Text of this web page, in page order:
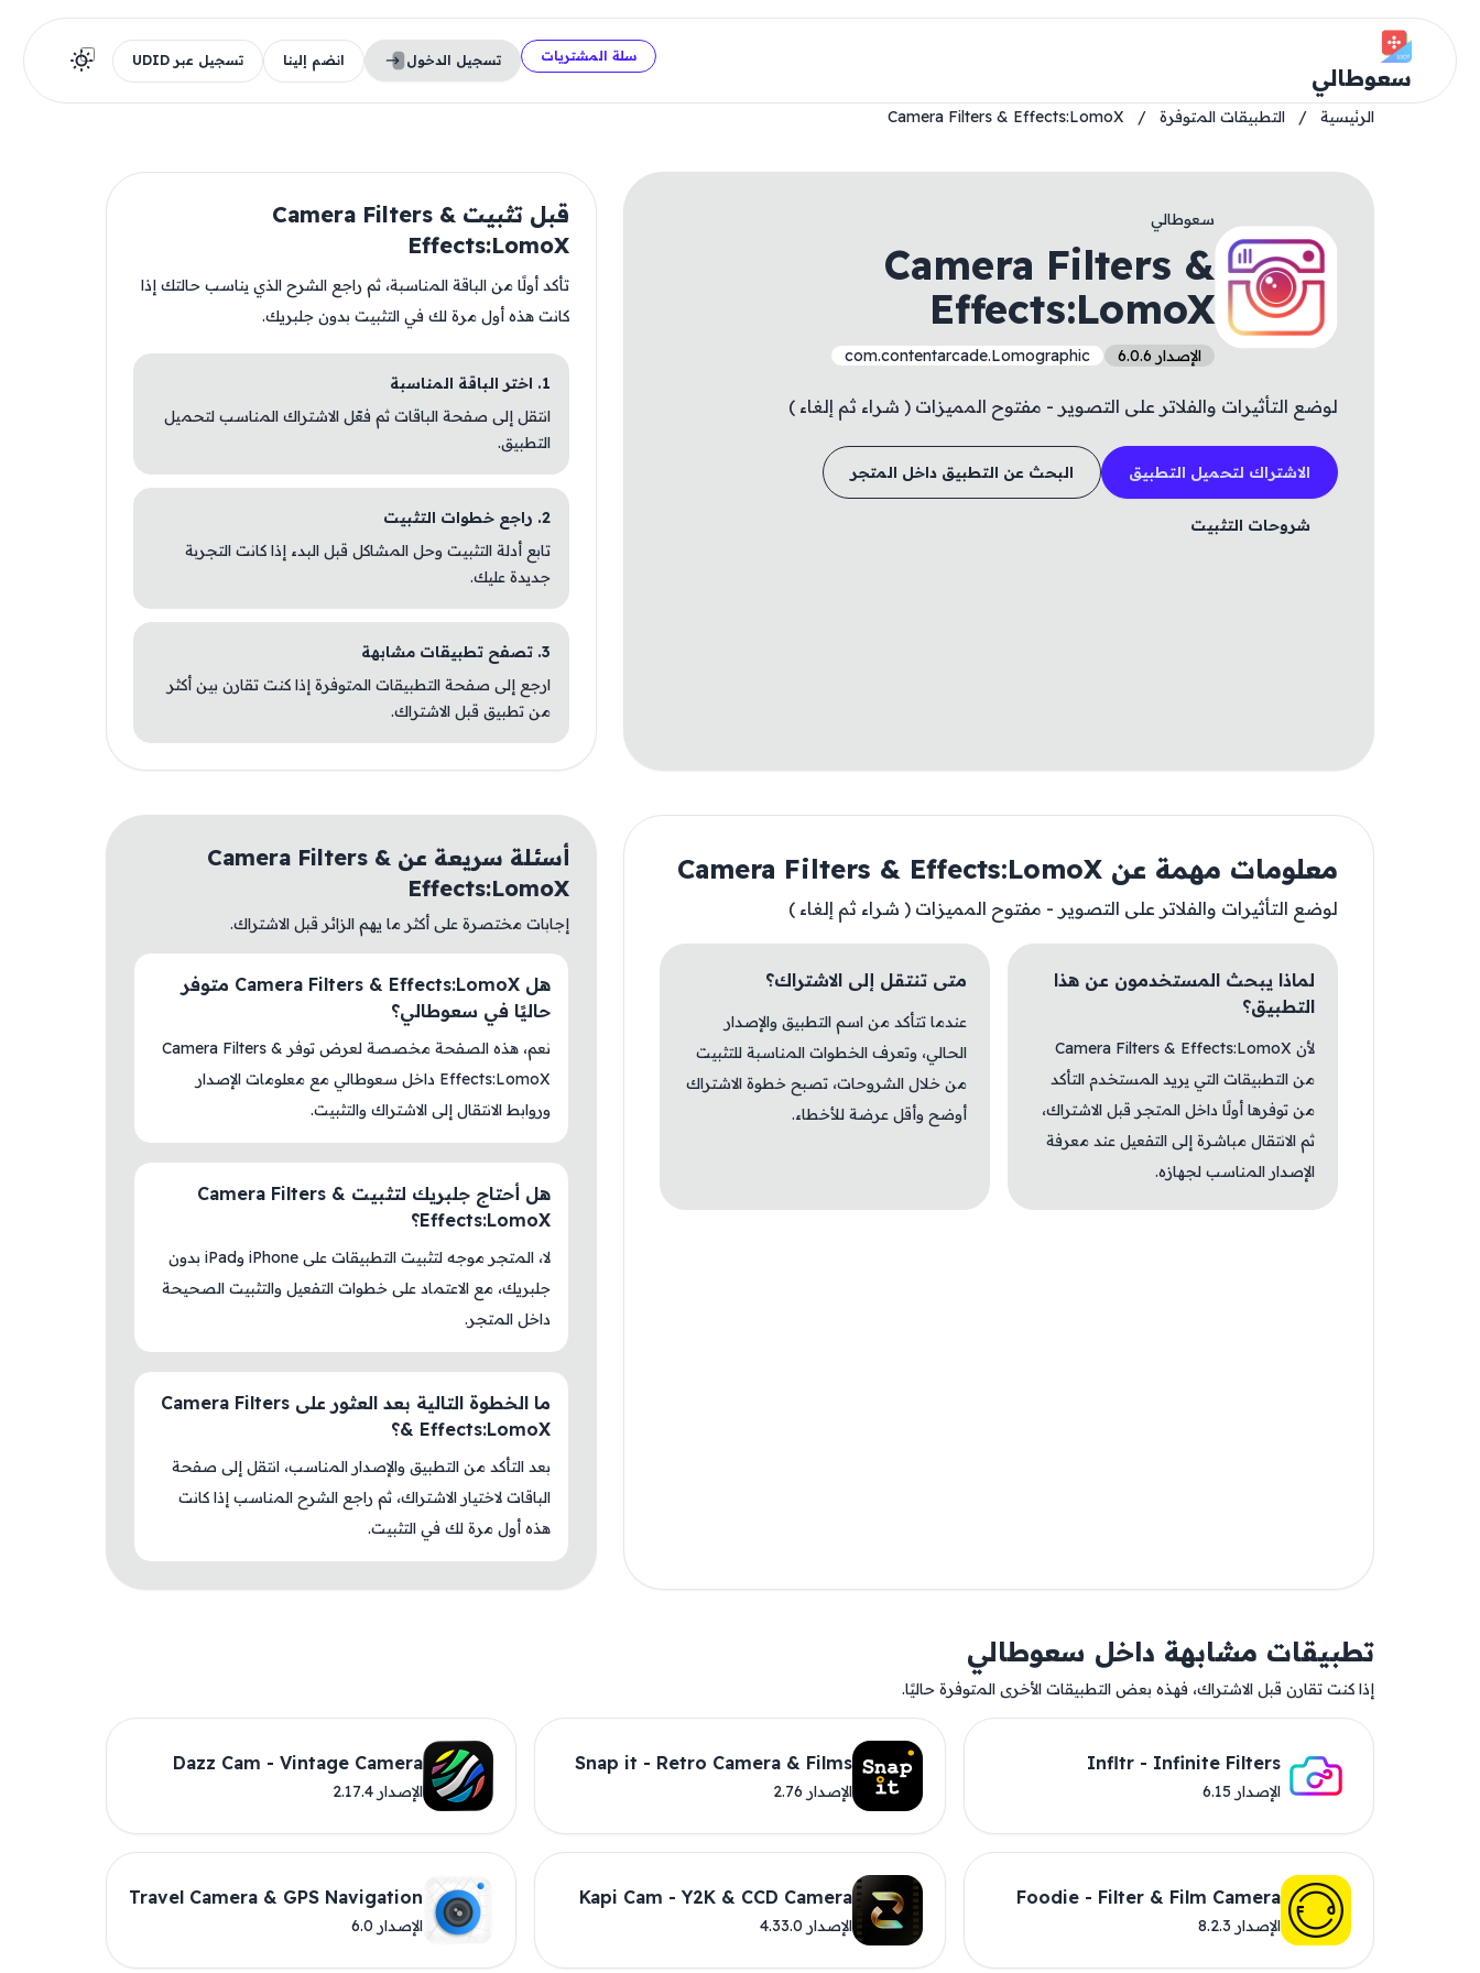
سعوطالي
سلة المشتريات تسجيل الدخول انضم إلينا تسجيل عبر UDID
الرئيسية / التطبيقات المتوفرة /
Camera Filters & Effects:LomoX
سعوطالي
Camera Filters &
Effects:LomoX
الإصدار 6.0.6 com.contentarcade.Lomographic
لوضع التأثيرات والفلاتر على التصوير - مفتوح المميزات ( شراء ثم إلغاء )
الاشتراك لتحميل التطبيق البحث عن التطبيق داخل المتجر
شروحات التثبيت
قبل تثبيت Camera Filters &
Effects:LomoX
تأكد أولًا من الباقة المناسبة، ثم راجع الشرح الذي يناسب حالتك إذا
كانت هذه أول مرة لك في التثبيت بدون جلبريك.
1. اختر الباقة المناسبة
انتقل إلى صفحة الباقات ثم فعّل الاشتراك المناسب لتحميل
التطبيق.
2. راجع خطوات التثبيت
تابع أدلة التثبيت وحل المشاكل قبل البدء إذا كانت التجربة
جديدة عليك.
3. تصفح تطبيقات مشابهة
ارجع إلى صفحة التطبيقات المتوفرة إذا كنت تقارن بين أكثر
من تطبيق قبل الاشتراك.
معلومات مهمة عن Camera Filters & Effects:LomoX
لوضع التأثيرات والفلاتر على التصوير - مفتوح المميزات ( شراء ثم إلغاء )
لماذا يبحث المستخدمون عن هذا
التطبيق؟
لأن Camera Filters & Effects:LomoX
من التطبيقات التي يريد المستخدم التأكد
من توفرها أولًا داخل المتجر قبل الاشتراك،
ثم الانتقال مباشرة إلى التفعيل عند معرفة
الإصدار المناسب لجهازه.
متى تنتقل إلى الاشتراك؟
عندما تتأكد من اسم التطبيق والإصدار
الحالي، وتعرف الخطوات المناسبة للتثبيت
من خلال الشروحات، تصبح خطوة الاشتراك
أوضح وأقل عرضة للأخطاء.
أسئلة سريعة عن Camera Filters &
Effects:LomoX
إجابات مختصرة على أكثر ما يهم الزائر قبل الاشتراك.
هل Camera Filters & Effects:LomoX متوفر
حاليًا في سعوطالي؟
نعم، هذه الصفحة مخصصة لعرض توفر Camera Filters &
Effects:LomoX داخل سعوطالي مع معلومات الإصدار
وروابط الانتقال إلى الاشتراك والتثبيت.
هل أحتاج جلبريك لتثبيت Camera Filters &
Effects:LomoX؟
لا، المتجر موجه لتثبيت التطبيقات على iPhone وiPad بدون
جلبريك، مع الاعتماد على خطوات التفعيل والتثبيت الصحيحة
داخل المتجر.
ما الخطوة التالية بعد العثور على Camera Filters
& Effects:LomoX؟
بعد التأكد من التطبيق والإصدار المناسب، انتقل إلى صفحة
الباقات لاختيار الاشتراك، ثم راجع الشرح المناسب إذا كانت
هذه أول مرة لك في التثبيت.
تطبيقات مشابهة داخل سعوطالي
إذا كنت تقارن قبل الاشتراك، فهذه بعض التطبيقات الأخرى المتوفرة حاليًا.
Infltr - Infinite Filters
الإصدار 6.15
Snap it - Retro Camera & Films
الإصدار 2.76
Dazz Cam - Vintage Camera
الإصدار 2.17.4
Foodie - Filter & Film Camera
الإصدار 8.2.3
Kapi Cam - Y2K & CCD Camera
الإصدار 4.33.0
Travel Camera & GPS Navigation
الإصدار 6.0